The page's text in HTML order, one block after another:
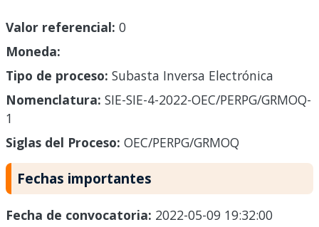
Valor referencial: 0
Moneda:
Tipo de proceso: Subasta Inversa Electrónica
Nomenclatura: SIE-SIE-4-2022-OEC/PERPG/GRMOQ-
1
Siglas del Proceso: OEC/PERPG/GRMOQ
Fechas importantes
Fecha de convocatoria: 2022-05-09 19:32:00